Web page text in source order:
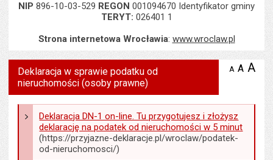
NIP 896-10-03-529 REGON 001094670 Identyfikator gminy
TERYT: 026401 1
Strona internetowa Wrocławia: www.wroclaw.pl
Wyświetlono artykuł "Deklaracja w sprawie podatku od
Deklaracja w sprawie podatku od
nieruchomości (osoby prawne)
A zmniejsz
A A
Deklaracja DN-1 on-line. Tu przygotujesz i złożysz
deklarację na podatek od nieruchomości w 5 minut
(https://przyjazne-deklaracje.pl/wroclaw/podatek-
od-nieruchomosci/)